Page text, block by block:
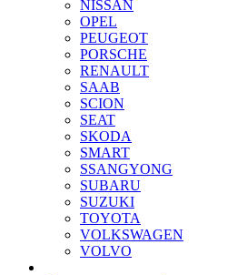
NISSAN
OPEL
PEUGEOT
PORSCHE
RENAULT
SAAB
SCION
SEAT
SKODA
SMART
SSANGYONG
SUBARU
SUZUKI
TOYOTA
VOLKSWAGEN
VOLVO